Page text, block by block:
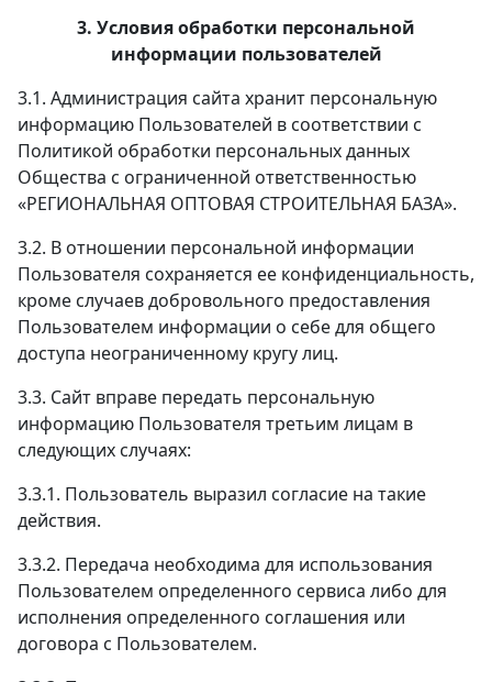
3. Условия обработки персональной
информации пользователей
3.1. Администрация сайта хранит персональную
информацию Пользователей в соответствии с
Политикой обработки персональных данных
Общества с ограниченной ответственностью
«РЕГИОНАЛЬНАЯ ОПТОВАЯ СТРОИТЕЛЬНАЯ БАЗА».
3.2. В отношении персональной информации
Пользователя сохраняется ее конфиденциальность,
кроме случаев добровольного предоставления
Пользователем информации о себе для общего
доступа неограниченному кругу лиц.
3.3. Сайт вправе передать персональную
информацию Пользователя третьим лицам в
следующих случаях:
3.3.1. Пользователь выразил согласие на такие
действия.
3.3.2. Передача необходима для использования
Пользователем определенного сервиса либо для
исполнения определенного соглашения или
договора с Пользователем.